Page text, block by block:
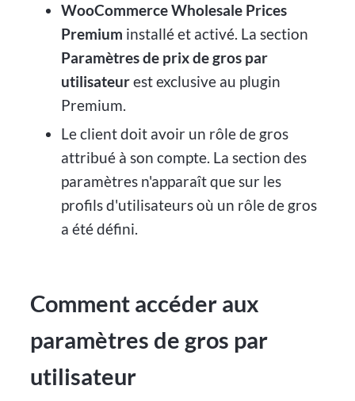
WooCommerce Wholesale Prices
Premium installé et activé. La section
Paramètres de prix de gros par
utilisateurest exclusive au plugin
Premium.
Le client doit avoir un rôle de gros
attribué à son compte. La section des
paramètres n'apparaît que sur les
profils d'utilisateurs où un rôle de gros
a été défini.
Comment accéder aux
paramètres de gros par
utilisateur